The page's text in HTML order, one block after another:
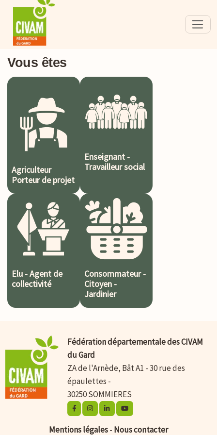
Vous êtes
Agriculteur
Porteur de projet
Enseignant -
Travailleur social
Elu - Agent de
collectivité
Consommateur -
Citoyen -
Jardinier
Fédération départementale des CIVAM
du Gard
ZA de l'Arnède, Bât A1 - 30 rue des
épaulettes -
30250 SOMMIERES
Mentions légales- Nous contacter